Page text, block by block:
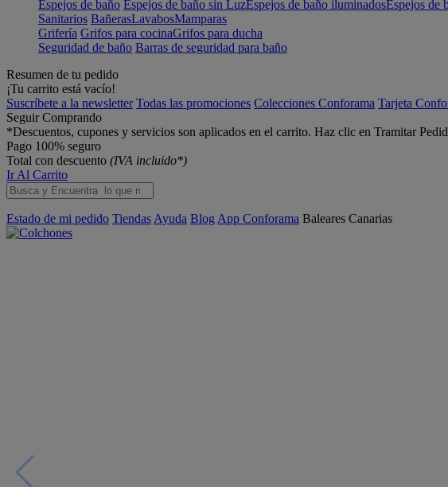
Espejos de baño Espejos de baño sin LuzEspejos de baño iluminadosEspejos de
Sanitarios BañerasLavabosMamparas
Grifería Grifos para cocinaGrifos para ducha
Seguridad de baño Barras de seguridad para baño
Resumen de tu pedido
¡Tu carrito está vacío!
Suscríbete a la newsletter Todas las promociones Colecciones Conforama Tarjeta
Seguir Comprando
*Descuentos, cupones y servicios son aplicados en el carrito. Haz clic en Tramitar
Pago 100% seguro
Total con descuento (IVA incluido*)
Ir Al Carrito
Estado de mi pedido Tiendas Ayuda Blog App Conforama Baleares Canarias